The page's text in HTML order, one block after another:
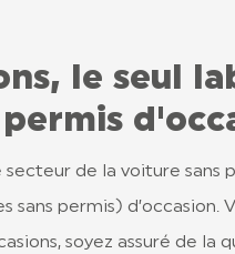
le seul
de la voiture sans
sans permis) d’occasion.
soyez assuré de